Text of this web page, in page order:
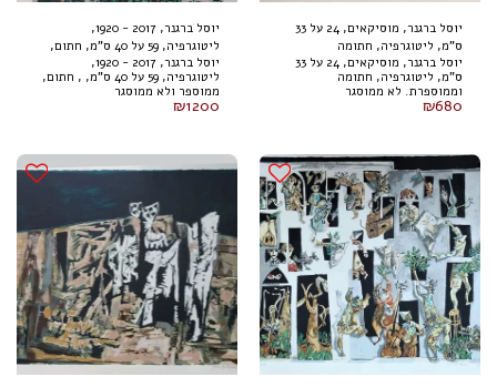
יוסל ברגנר, מוסיקאים, 24 על 33
ס"מ, ליטוגרפיה, חתומה
וממוספרת. לא ממוסגר
יוסל ברגנר, מוסיקאים, 24 על 33
ס"מ, ליטוגרפיה, חתומה
וממוספרת. לא ממוסגר
₪680
יוסל ברגנר, 2017 - 1920,
ליטוגרפיה, 59 על 40 ס"מ, חתום,
ממוספר ולא ממוסגר
יוסל ברגנר, 2017 - 1920,
ליטוגרפיה, 59 על 40 ס"מ, , חתום,
ממוספר ולא ממוסגר
₪1200